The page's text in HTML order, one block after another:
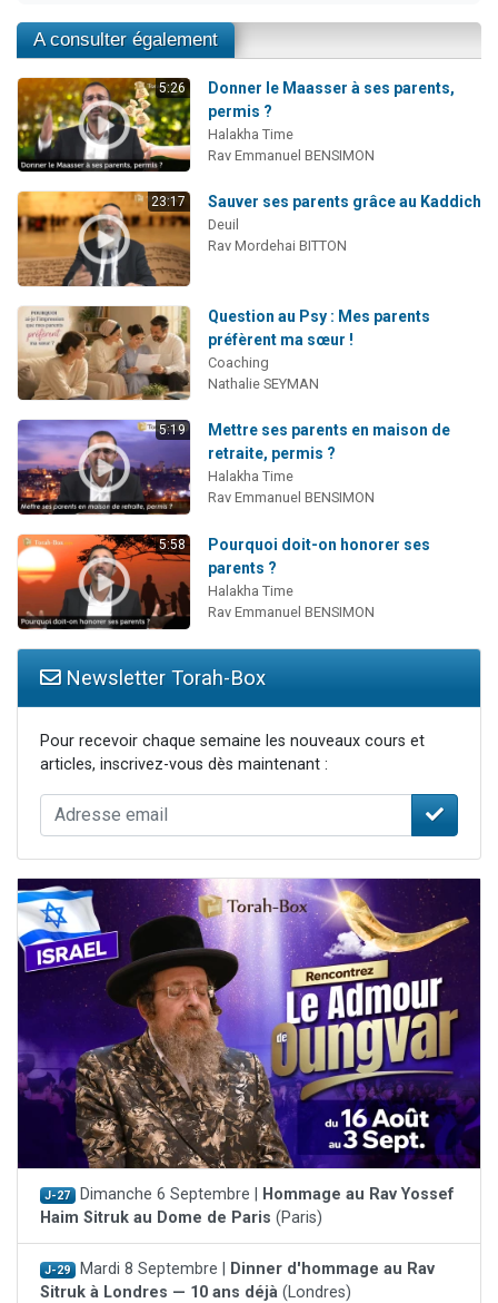
A consulter également
5:26
Donner le Maasser à ses parents,
permis ?
Halakha Time
Rav Emmanuel BENSIMON
23:17 Sauver ses parents grâce au Kaddich
Deuil
Rav Mordehai BITTON
Question au Psy : Mes parents
préfèrent ma sœur !
Coaching
Nathalie SEYMAN
5:19
Mettre ses parents en maison de
retraite, permis ?
Halakha Time
Rav Emmanuel BENSIMON
5:58
Pourquoi doit-on honorer ses
parents ?
Halakha Time
Rav Emmanuel BENSIMON
Newsletter Torah-Box
Pour recevoir chaque semaine les nouveaux cours et
articles, inscrivez-vous dès maintenant :
J-27 Dimanche 6 Septembre |
Hommage au Rav Yossef
Haim Sitruk au Dome de Paris (Paris)
J-29 Mardi 8 Septembre |
Dinner d'hommage au Rav
Sitruk à Londres — 10 ans déjà (Londres)